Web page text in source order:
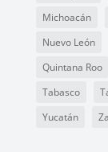
Michoacán
Nuevo León
Quintana Roo
Tabasco
Yucatán